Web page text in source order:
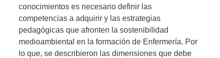
conocimientos es necesario definir las
competencias a adquirir y las estrategias
pedagógicas que afronten la sostenibilidad
medioambiental en la formación de Enfermería. Por
lo que, se describieron las dimensiones que debe